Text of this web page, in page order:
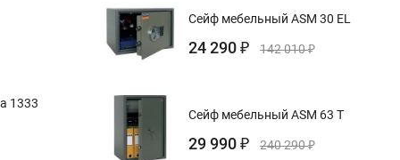
1333
Сейф мебельный ASM 30 EL
24 290 ₽ 142 010₽
Сейф мебельный ASM 63 T
29 990 ₽ 240 290₽